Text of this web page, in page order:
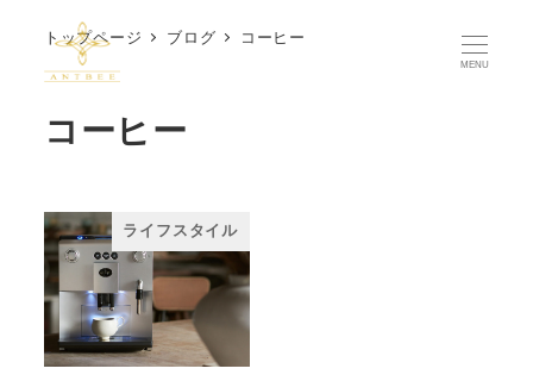
MENU
トップページ ブログ コーヒー
コーヒー
ライフスタイル